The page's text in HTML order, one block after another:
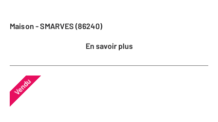
Maison - SMARVES (86240)
En savoir plus
Vendu